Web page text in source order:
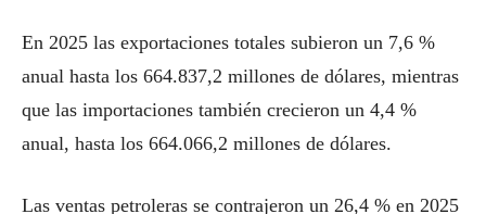
En 2025 las exportaciones totales subieron un 7,6 %
anual hasta los 664.837,2 millones de dólares, mientras
que las importaciones también crecieron un 4,4 %
anual, hasta los 664.066,2 millones de dólares.
Las ventas petroleras se contrajeron un 26,4 % en 2025